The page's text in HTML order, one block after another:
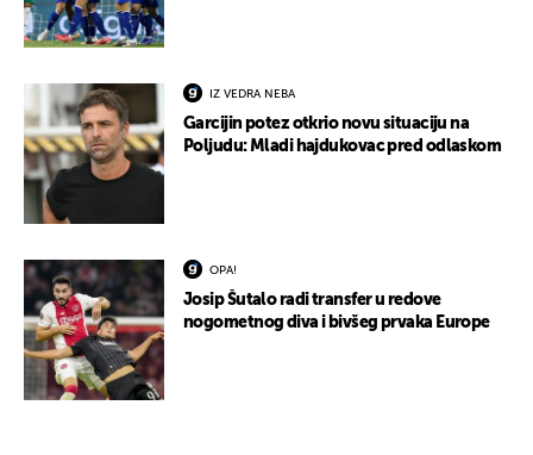
IZ VEDRA NEBA
Garcijin potez otkrio novu situaciju na
Poljudu: Mladi hajdukovac pred odlaskom
OPA!
Josip Šutalo radi transfer u redove
nogometnog diva i bivšeg prvaka Europe